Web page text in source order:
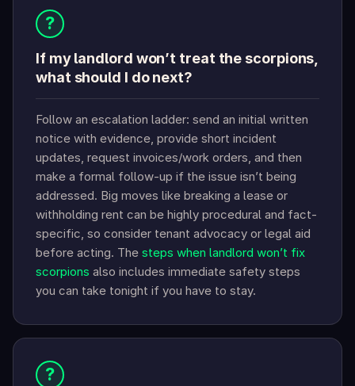
?
If my landlord won’t treat the scorpions,
what should I do next?
Follow an escalation ladder: send an initial written
notice with evidence, provide short incident
updates, request invoices/work orders, and then
make a formal follow-up if the issue isn’t being
addressed. Big moves like breaking a lease or
withholding rent can be highly procedural and fact-
specific, so consider tenant advocacy or legal aid
before acting. The steps when landlord won’t fix
scorpions also includes immediate safety steps
you can take tonight if you have to stay.
?